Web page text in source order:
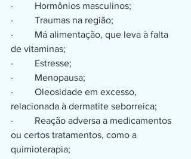
·         Hormônios masculinos;
·         Traumas na região;
·         Má alimentação, que leva à falta
de vitaminas;
·         Estresse;
·         Menopausa;
·         Oleosidade em excesso,
relacionada à dermatite seborreica;
·         Reação adversa a medicamentos
ou certos tratamentos, como a
quimioterapia;